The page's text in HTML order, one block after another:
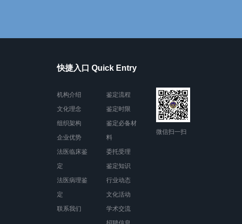
快捷入口 Quick Entry
机构介绍
文化理念
组织架构
企业优势
法医临床鉴
定
法医病理鉴
定
联系我们
鉴定流程
鉴定时限
鉴定必备材
料
委托受理
鉴定知识
行业动态
文化活动
学术交流
微信扫一扫